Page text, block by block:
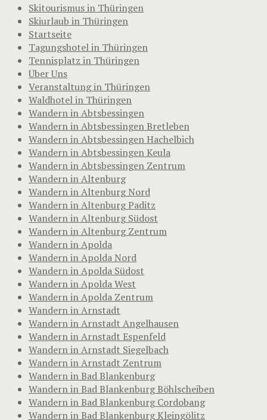
Skitourismus in Thüringen
Skiurlaub in Thüringen
Startseite
Tagungshotel in Thüringen
Tennisplatz in Thüringen
Über Uns
Veranstaltung in Thüringen
Waldhotel in Thüringen
Wandern in Abtsbessingen
Wandern in Abtsbessingen Bretleben
Wandern in Abtsbessingen Hachelbich
Wandern in Abtsbessingen Keula
Wandern in Abtsbessingen Zentrum
Wandern in Altenburg
Wandern in Altenburg Nord
Wandern in Altenburg Paditz
Wandern in Altenburg Südost
Wandern in Altenburg Zentrum
Wandern in Apolda
Wandern in Apolda Nord
Wandern in Apolda Südost
Wandern in Apolda West
Wandern in Apolda Zentrum
Wandern in Arnstadt
Wandern in Arnstadt Angelhausen
Wandern in Arnstadt Espenfeld
Wandern in Arnstadt Siegelbach
Wandern in Arnstadt Zentrum
Wandern in Bad Blankenburg
Wandern in Bad Blankenburg Böhlscheiben
Wandern in Bad Blankenburg Cordobang
Wandern in Bad Blankenburg Kleingölitz